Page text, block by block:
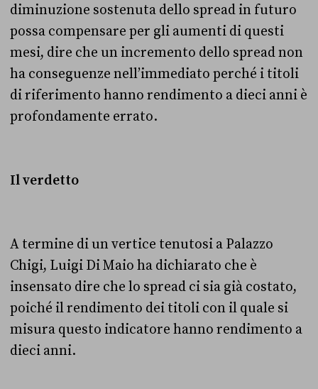
diminuzione sostenuta dello spread in futuro
possa compensare per gli aumenti di questi
mesi, dire che un incremento dello spread non
ha conseguenze nell’immediato perché i titoli
di riferimento hanno rendimento a dieci anni è
profondamente errato.
Il verdetto
A termine di un vertice tenutosi a Palazzo
Chigi, Luigi Di Maio ha dichiarato che è
insensato dire che lo spread ci sia già costato,
poiché il rendimento dei titoli con il quale si
misura questo indicatore hanno rendimento a
dieci anni.